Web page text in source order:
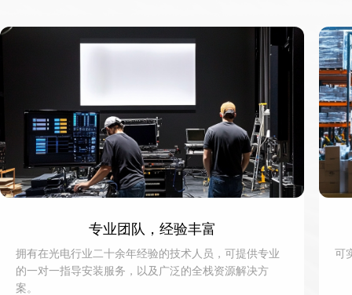
专业团队，经验丰富
拥有在光电行业二十余年经验的技术人员，可提供专业
的一对一指导安装服务，以及广泛的全栈资源解决方
案。
可